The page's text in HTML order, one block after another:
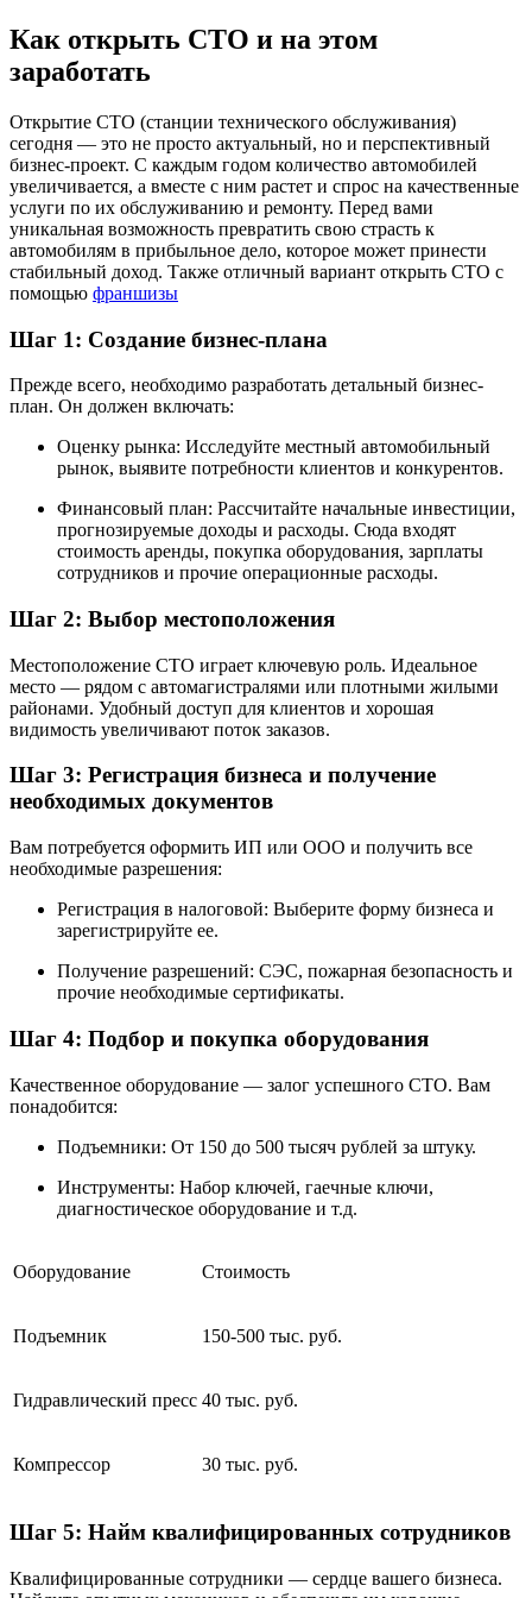
Как открыть СТО и на этом
заработать
Открытие СТО (станции технического обслуживания)
сегодня — это не просто актуальный, но и перспективный
бизнес-проект. С каждым годом количество автомобилей
увеличивается, а вместе с ним растет и спрос на качественные
услуги по их обслуживанию и ремонту. Перед вами
уникальная возможность превратить свою страсть к
автомобилям в прибыльное дело, которое может принести
стабильный доход. Также отличный вариант открыть СТО с
помощью франшизы
Шаг 1: Создание бизнес-плана
Прежде всего, необходимо разработать детальный бизнес-
план. Он должен включать:
Оценку рынка: Исследуйте местный автомобильный
рынок, выявите потребности клиентов и конкурентов.
Финансовый план: Рассчитайте начальные инвестиции,
прогнозируемые доходы и расходы. Сюда входят
стоимость аренды, покупка оборудования, зарплаты
сотрудников и прочие операционные расходы.
Шаг 2: Выбор местоположения
Местоположение СТО играет ключевую роль. Идеальное
место — рядом с автомагистралями или плотными жилыми
районами. Удобный доступ для клиентов и хорошая
видимость увеличивают поток заказов.
Шаг 3: Регистрация бизнеса и получение
необходимых документов
Вам потребуется оформить ИП или ООО и получить все
необходимые разрешения:
Регистрация в налоговой: Выберите форму бизнеса и
зарегистрируйте ее.
Получение разрешений: СЭС, пожарная безопасность и
прочие необходимые сертификаты.
Шаг 4: Подбор и покупка оборудования
Качественное оборудование — залог успешного СТО. Вам
понадобится:
Подъемники: От 150 до 500 тысяч рублей за штуку.
Инструменты: Набор ключей, гаечные ключи,
диагностическое оборудование и т.д.
Оборудование Стоимость
Подъемник 150-500 тыс. руб.
Гидравлический пресс 40 тыс. руб.
Компрессор 30 тыс. руб.
Шаг 5: Найм квалифицированных сотрудников
Квалифицированные сотрудники — сердце вашего бизнеса.